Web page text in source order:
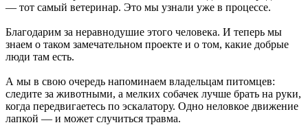
— тот самый ветеринар. Это мы узнали уже в процессе.
Благодарим за неравнодушие этого человека. И теперь мы
знаем о таком замечательном проекте и о том, какие добрые
люди там есть.
А мы в свою очередь напоминаем владельцам питомцев:
следите за животными, а мелких собачек лучше брать на руки,
когда передвигаетесь по эскалатору. Одно неловкое движение
лапкой — и может случиться травма.